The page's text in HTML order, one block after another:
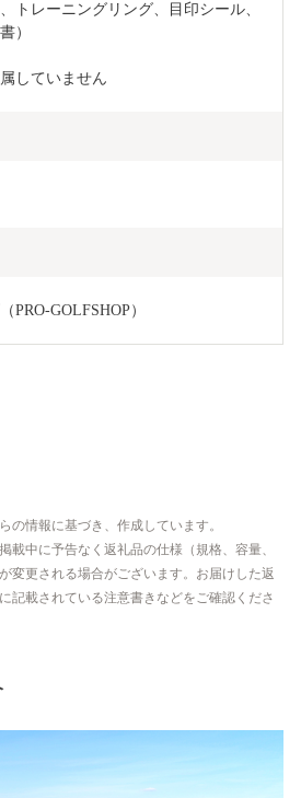
トレーニングリング、目印シール、
）
していません
PRO-GOLFSHOP）
の情報に基づき、作成しています。
載中に予告なく返礼品の仕様（規格、容量、
変更される場合がございます。お届けした返
記載されている注意書きなどをご確認くださ